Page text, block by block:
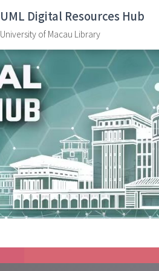
UML Digital Resources Hub
University of Macau Library